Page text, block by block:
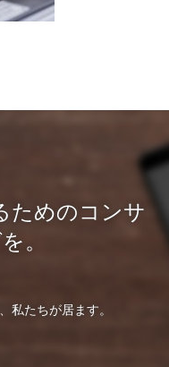
ためのコンサ
。
私たちが居ます。